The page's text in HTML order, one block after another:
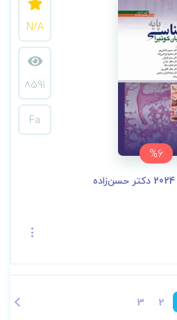
%6
N/A
8591
Fa
2
3